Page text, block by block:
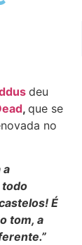
deu
, que se
no
a
todo
É
tom, a
”